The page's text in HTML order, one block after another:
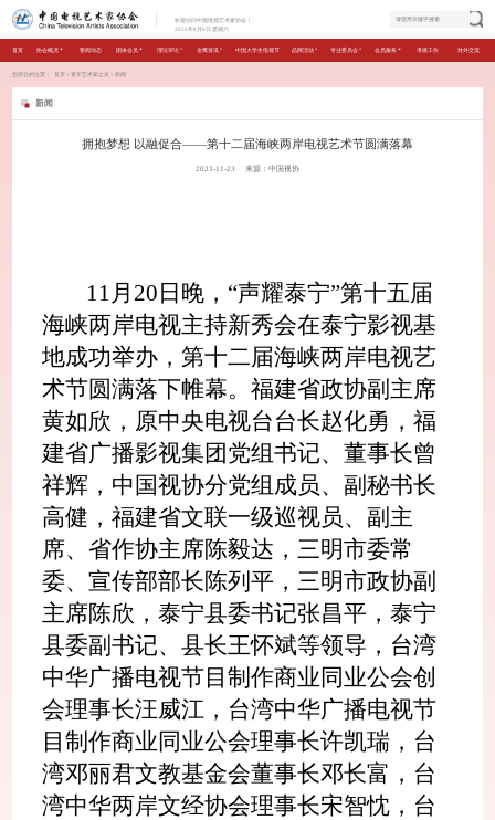
欢迎访问中国电视艺术家协会！
2026年8月8日 星期六
首页 协会概况 要闻动态 团体会员 理论评论 金鹰资讯 中国大学生电视节 品牌活动 专业委员会 会员服务 考级工作 对外交流
您所在的位置： 首页＞青年艺术家之友 ＞新闻
新闻
拥抱梦想 以融促合——第十二届海峡两岸电视艺术节圆满落幕
2023-11-23 来源：中国视协
11月20日晚，“声耀泰宁”第十五届
海峡两岸电视主持新秀会在泰宁影视基
地成功举办，第十二届海峡两岸电视艺
术节圆满落下帷幕。福建省政协副主席
黄如欣，原中央电视台台长赵化勇，福
建省广播影视集团党组书记、董事长曾
祥辉，中国视协分党组成员、副秘书长
高健，福建省文联一级巡视员、副主
席、省作协主席陈毅达，三明市委常
委、宣传部部长陈列平，三明市政协副
主席陈欣，泰宁县委书记张昌平，泰宁
县委副书记、县长王怀斌等领导，台湾
中华广播电视节目制作商业同业公会创
会理事长汪威江，台湾中华广播电视节
目制作商业同业公会理事长许凯瑞，台
湾邓丽君文教基金会董事长邓长富，台
湾中华两岸文经协会理事长宋智忱，台